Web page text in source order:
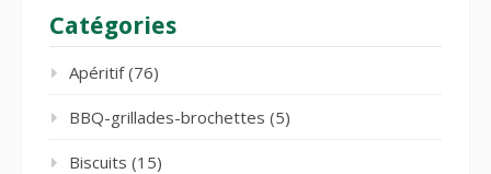
Catégories
Apéritif(76)
BBQ-grillades-brochettes (5)
Biscuits (15)